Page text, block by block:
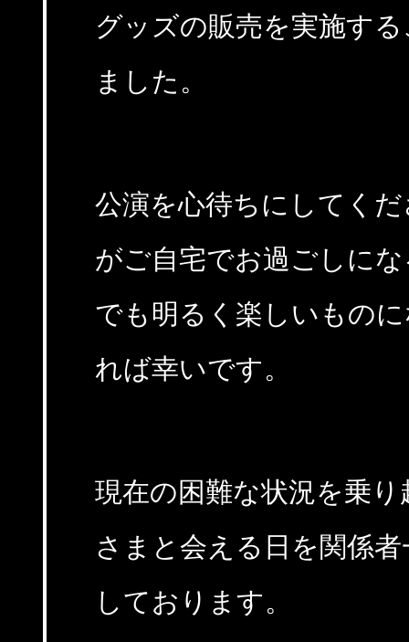
グッズの販売を実施す
ました。
公演を心待ちにしてく
がご自宅でお過ごしに
でも明るく楽しいもの
れば幸いです。
現在の困難な状況を乗
さまと会える日を関係
しております。